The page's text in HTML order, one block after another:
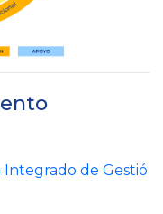
Integrado de Gestió